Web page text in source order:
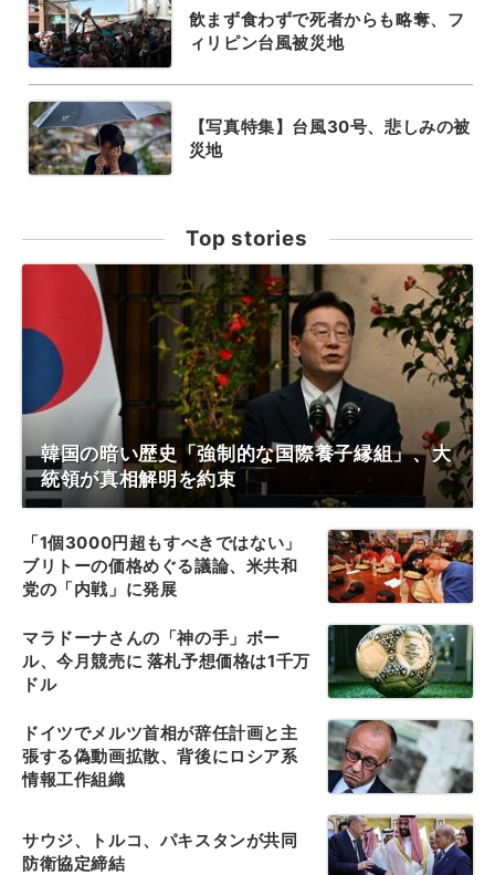
飲まず食わずで死者からも略奪、フ
ィリピン台風被災地
【写真特集】台風30号、悲しみの被
災地
Top stories
韓国の暗い歴史「強制的な国際養子縁組」、大
統領が真相解明を約束
「1個3000円超もすべきではない」
ブリトーの価格めぐる議論、米共和
党の「内戦」に発展
マラドーナさんの「神の手」ボー
ル、今月競売に 落札予想価格は1千万
ドル
ドイツでメルツ首相が辞任計画と主
張する偽動画拡散、背後にロシア系
情報工作組織
サウジ、トルコ、パキスタンが共同
防衛協定締結